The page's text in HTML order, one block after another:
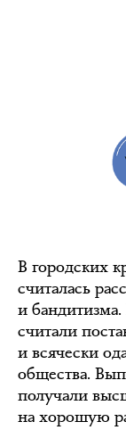
В городских
считалась
и
считали
и всячески
общества.
получали
на хорошую